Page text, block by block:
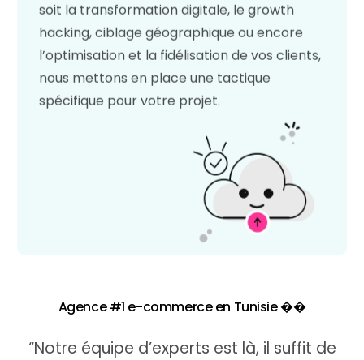
soit la transformation digitale, le growth
hacking, ciblage géographique ou encore
l’optimisation et la fidélisation de vos clients,
nous mettons en place une tactique
spécifique pour votre projet.
Agence #1 e-commerce en Tunisie
“Notre équipe d’experts est là, il suffit de